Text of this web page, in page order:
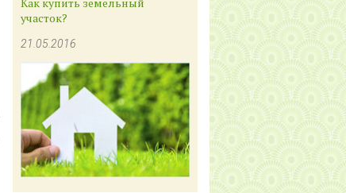
участок?
21.05.2016